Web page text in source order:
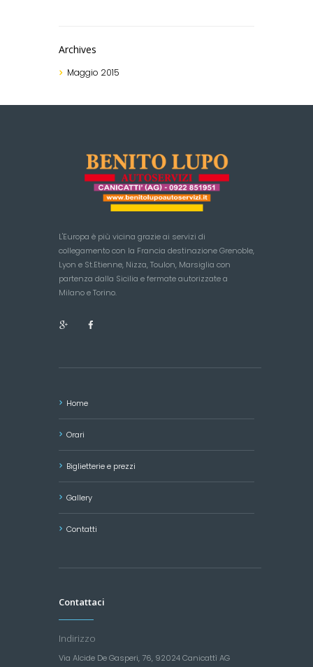
Archives
Maggio 2015
L'Europa è più vicina grazie ai servizi di
collegamento con la Francia destinazione Grenoble,
Lyon e St.Etienne, Nizza, Toulon, Marsiglia con
partenza dalla Sicilia e fermate autorizzate a
Milano e Torino.
Home
Orari
Biglietterie e prezzi
Gallery
Contatti
Contattaci
Indirizzo
Via Alcide De Gasperi, 76, 92024 Canicattì AG